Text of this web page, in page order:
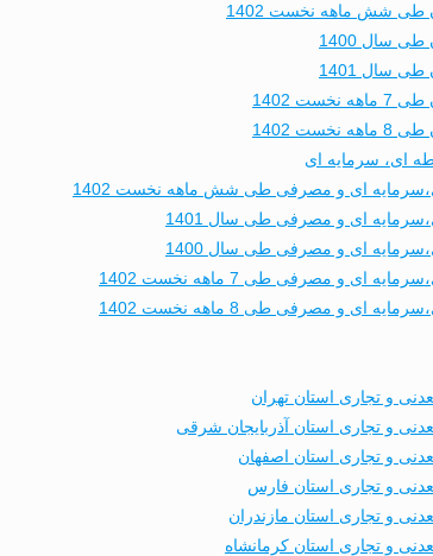
طی شش ماهه نخست 1402
سال 1400
سال 1401
1402
1402
ای، سرمایه ای
ای و مصرفی طی شش ماهه نخست 1402
ای و مصرفی طی سال 1401
ای و مصرفی طی سال 1400
ای و مصرفی طی 7 ماهه نخست 1402
ای و مصرفی طی 8 ماهه نخست 1402
و تجاری استان تهران
و تجاری استان آذربایجان شرقی
و تجاری استان اصفهان
و تجاری استان فارس
و تجاری استان مازندران
و تجاری استان کرمانشاه